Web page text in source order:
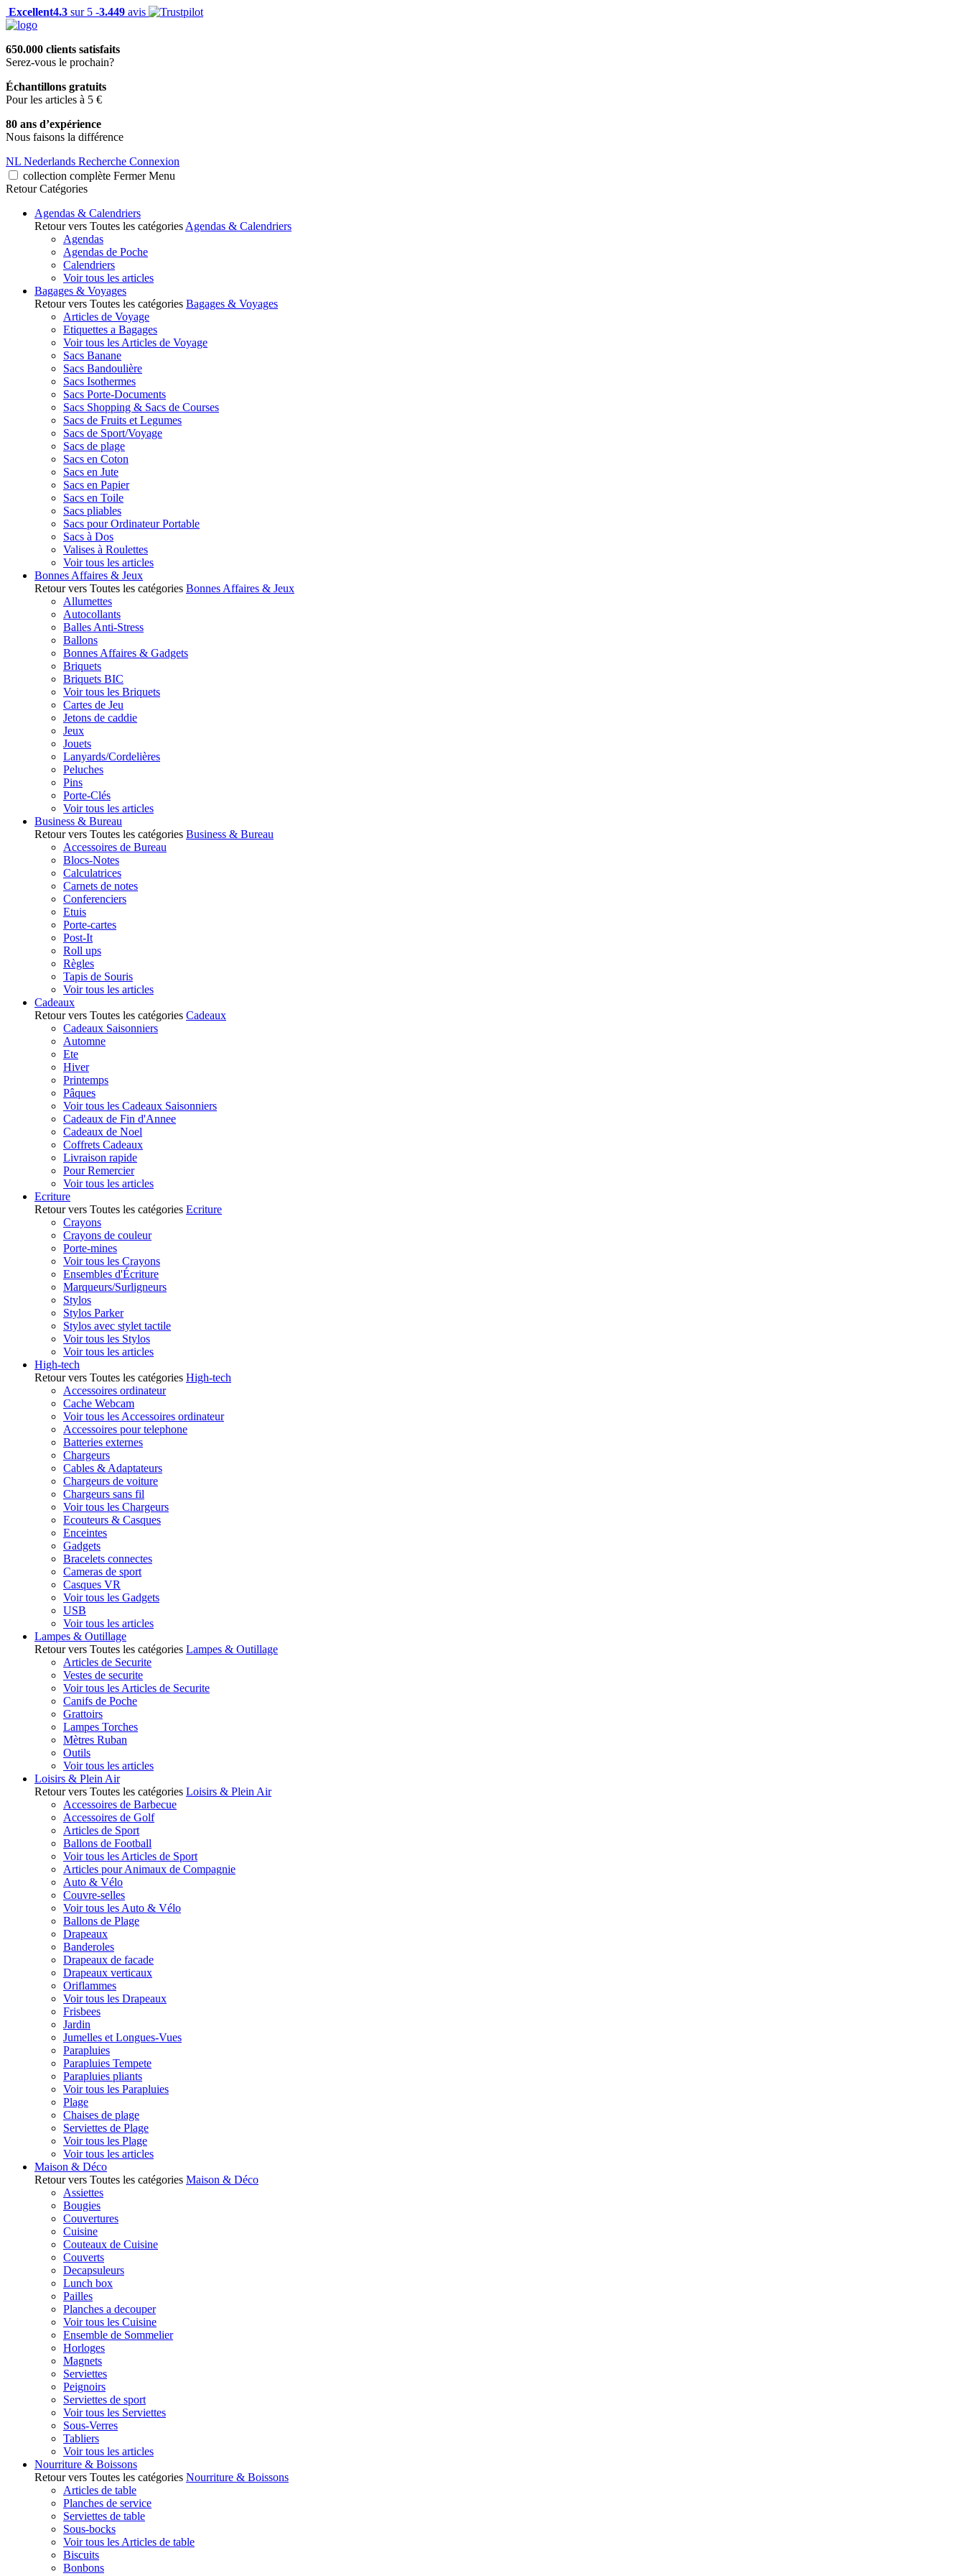
Excellent4.3 sur 5 -3.449 avis
650.000 clients satisfaits
Serez-vous le prochain?
Échantillons gratuits
Pour les articles à 5 €
80 ans d’expérience
Nous faisons la différence
NL Nederlands Recherche Connexion
collection complète Fermer Menu
Retour Catégories
Agendas & Calendriers
Retour vers Toutes les catégories Agendas & Calendriers
Agendas
Agendas de Poche
Calendriers
Voir tous les articles
Bagages & Voyages
Retour vers Toutes les catégories Bagages & Voyages
Articles de Voyage
Etiquettes a Bagages
Voir tous les Articles de Voyage
Sacs Banane
Sacs Bandoulière
Sacs Isothermes
Sacs Porte-Documents
Sacs Shopping & Sacs de Courses
Sacs de Fruits et Legumes
Sacs de Sport/Voyage
Sacs de plage
Sacs en Coton
Sacs en Jute
Sacs en Papier
Sacs en Toile
Sacs pliables
Sacs pour Ordinateur Portable
Sacs à Dos
Valises à Roulettes
Voir tous les articles
Bonnes Affaires & Jeux
Retour vers Toutes les catégories Bonnes Affaires & Jeux
Allumettes
Autocollants
Balles Anti-Stress
Ballons
Bonnes Affaires & Gadgets
Briquets
Briquets BIC
Voir tous les Briquets
Cartes de Jeu
Jetons de caddie
Jeux
Jouets
Lanyards/Cordelières
Peluches
Pins
Porte-Clés
Voir tous les articles
Business & Bureau
Retour vers Toutes les catégories Business & Bureau
Accessoires de Bureau
Blocs-Notes
Calculatrices
Carnets de notes
Conferenciers
Etuis
Porte-cartes
Post-It
Roll ups
Règles
Tapis de Souris
Voir tous les articles
Cadeaux
Retour vers Toutes les catégories Cadeaux
Cadeaux Saisonniers
Automne
Ete
Hiver
Printemps
Pâques
Voir tous les Cadeaux Saisonniers
Cadeaux de Fin d'Annee
Cadeaux de Noel
Coffrets Cadeaux
Livraison rapide
Pour Remercier
Voir tous les articles
Ecriture
Retour vers Toutes les catégories Ecriture
Crayons
Crayons de couleur
Porte-mines
Voir tous les Crayons
Ensembles d'Écriture
Marqueurs/Surligneurs
Stylos
Stylos Parker
Stylos avec stylet tactile
Voir tous les Stylos
Voir tous les articles
High-tech
Retour vers Toutes les catégories High-tech
Accessoires ordinateur
Cache Webcam
Voir tous les Accessoires ordinateur
Accessoires pour telephone
Batteries externes
Chargeurs
Cables & Adaptateurs
Chargeurs de voiture
Chargeurs sans fil
Voir tous les Chargeurs
Ecouteurs & Casques
Enceintes
Gadgets
Bracelets connectes
Cameras de sport
Casques VR
Voir tous les Gadgets
USB
Voir tous les articles
Lampes & Outillage
Retour vers Toutes les catégories Lampes & Outillage
Articles de Securite
Vestes de securite
Voir tous les Articles de Securite
Canifs de Poche
Grattoirs
Lampes Torches
Mètres Ruban
Outils
Voir tous les articles
Loisirs & Plein Air
Retour vers Toutes les catégories Loisirs & Plein Air
Accessoires de Barbecue
Accessoires de Golf
Articles de Sport
Ballons de Football
Voir tous les Articles de Sport
Articles pour Animaux de Compagnie
Auto & Vélo
Couvre-selles
Voir tous les Auto & Vélo
Ballons de Plage
Drapeaux
Banderoles
Drapeaux de facade
Drapeaux verticaux
Oriflammes
Voir tous les Drapeaux
Frisbees
Jardin
Jumelles et Longues-Vues
Parapluies
Parapluies Tempete
Parapluies pliants
Voir tous les Parapluies
Plage
Chaises de plage
Serviettes de Plage
Voir tous les Plage
Voir tous les articles
Maison & Déco
Retour vers Toutes les catégories Maison & Déco
Assiettes
Bougies
Couvertures
Cuisine
Couteaux de Cuisine
Couverts
Decapsuleurs
Lunch box
Pailles
Planches a decouper
Voir tous les Cuisine
Ensemble de Sommelier
Horloges
Magnets
Serviettes
Peignoirs
Serviettes de sport
Voir tous les Serviettes
Sous-Verres
Tabliers
Voir tous les articles
Nourriture & Boissons
Retour vers Toutes les catégories Nourriture & Boissons
Articles de table
Planches de service
Serviettes de table
Sous-bocks
Voir tous les Articles de table
Biscuits
Bonbons